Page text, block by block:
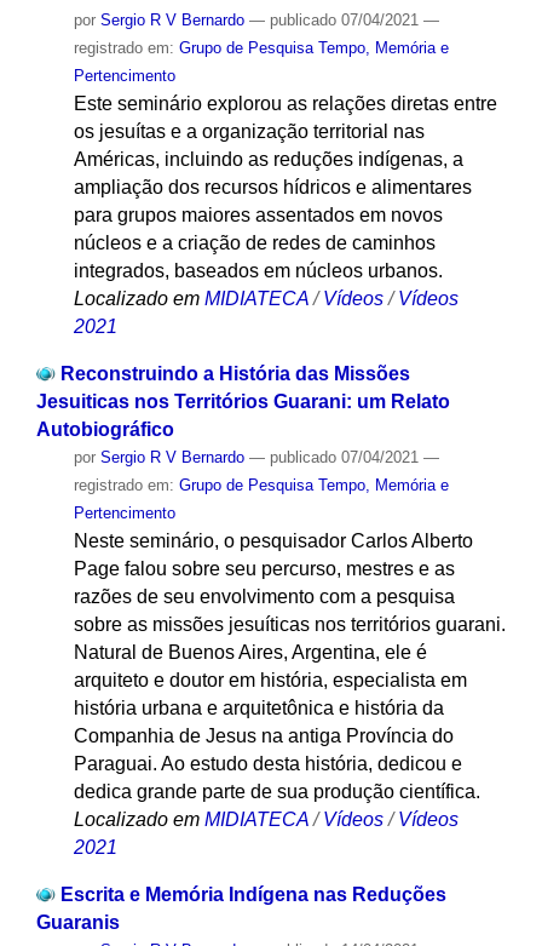
por Sergio R V Bernardo — publicado07/04/2021 —
registrado em: Grupo de Pesquisa Tempo, Memória e
Pertencimento
Este seminário explorou as relações diretas entre
os jesuítas e a organização territorial nas
Américas, incluindo as reduções indígenas, a
ampliação dos recursos hídricos e alimentares
para grupos maiores assentados em novos
núcleos e a criação de redes de caminhos
integrados, baseados em núcleos urbanos.
Localizado em MIDIATECA /Vídeos /Vídeos
2021
Reconstruindo a História das Missões
Jesuiticas nos Territórios Guarani: um Relato
Autobiográfico
por Sergio R V Bernardo — publicado07/04/2021 —
registrado em: Grupo de Pesquisa Tempo, Memória e
Pertencimento
Neste seminário, o pesquisador Carlos Alberto
Page falou sobre seu percurso, mestres e as
razões de seu envolvimento com a pesquisa
sobre as missões jesuíticas nos territórios guarani.
Natural de Buenos Aires, Argentina, ele é
arquiteto e doutor em história, especialista em
história urbana e arquitetônica e história da
Companhia de Jesus na antiga Província do
Paraguai. Ao estudo desta história, dedicou e
dedica grande parte de sua produção científica.
Localizado em MIDIATECA /Vídeos /Vídeos
2021
Escrita e Memória Indígena nas Reduções
Guaranis